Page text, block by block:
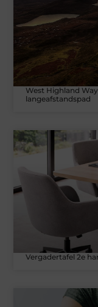
West Highland
langeafstandspad
Vergadertafel 2e